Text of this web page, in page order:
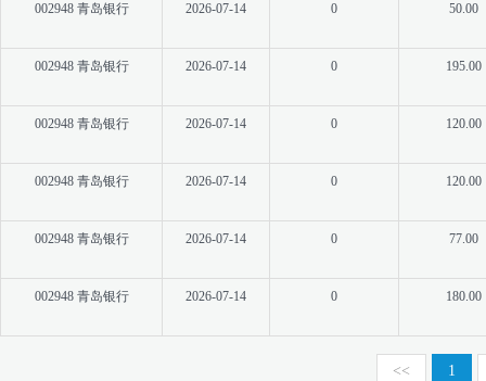
002948 青岛银行 2026-07-14 0 50.00
002948 青岛银行 2026-07-14 0 195.00
002948 青岛银行 2026-07-14 0 120.00
002948 青岛银行 2026-07-14 0 120.00
002948 青岛银行 2026-07-14 0 77.00
002948 青岛银行 2026-07-14 0 180.00
<< 1